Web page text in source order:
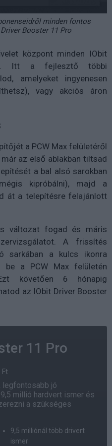
minden fontos
Booster 11 Pro
központ minden IObit
Itt a fejlesztő többi
amelyeket ingyenesen
vagy akciós áron
a PCW Max felületéről
az első ablakban tiltsad
a bal alsó sarokban
kipróbálni), majd a
át a telepítésre felajánlott
változat fogad és máris
A frissítés
sarkában a kulcs ikonra
a PCW Max felületén
követően 6 hónapig
az IObit Driver Booster
11 Pro
Ft
legfontosabb jó
millió hardvert ismer és
a szükséges
9,5 milliónál több drivert
ismer